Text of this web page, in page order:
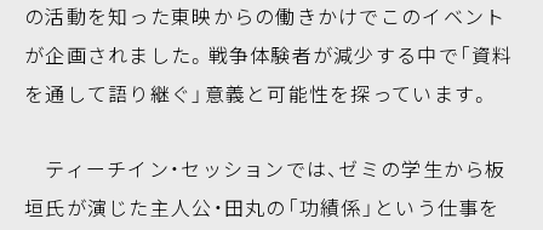
の活動を知った東映からの働きかけでこのイベント
が企画されました。戦争体験者が減少する中で「資料
を通して語り継ぐ」意義と可能性を探っています。
ティーチイン・セッションでは、ゼミの学生から板
垣氏が演じた主人公・田丸の「功績係」という仕事を